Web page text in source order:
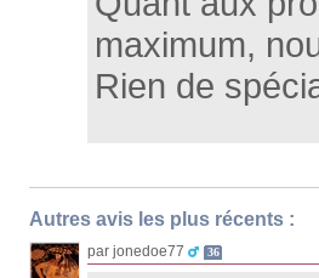
maximum,
Rien de
Autres avis les plus récents :
par jonedoe77 36